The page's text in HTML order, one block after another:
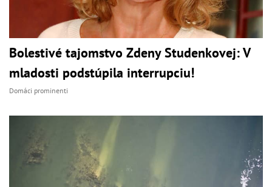
Bolestivé tajomstvo Zdeny Studenkovej: V
mladosti podstúpila interrupciu!
Domáci prominenti